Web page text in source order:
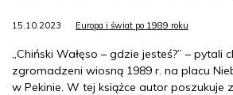
15.10.2023 Europa i świat po 1989 roku
„Chiński Wałęso – gdzie jesteś?” – pytali
zgromadzeni wiosną 1989 r. na placu
w Pekinie. W tej książce autor poszukuje